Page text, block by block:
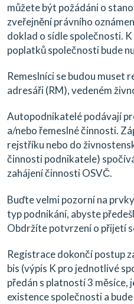
můžete být požádáni o
zveřejnění právního
doklad o sídle společnosti.
poplatků společnosti bude
Remeslníci se budou muset
adresáři (RM), vedeném
Autopodnikatelé podávají
a/nebo řemeslné činnosti.
rejstříku nebo do
činnosti podnikatele)
zahájení činnosti OSVČ.
Buďte velmi pozorní na
typ podnikání, abyste
Obdržíte potvrzení o přijetí
Registrace dokončí postup
bis (výpis K pro jednotlivé
předán s platností 3 měsíce,
existence společnosti a